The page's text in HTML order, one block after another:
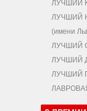
ЛУЧШИЙ
ЛУЧШИЙ
(имени
ЛУЧШИЙ
ЛУЧШИЙ
ЛУЧШИЙ